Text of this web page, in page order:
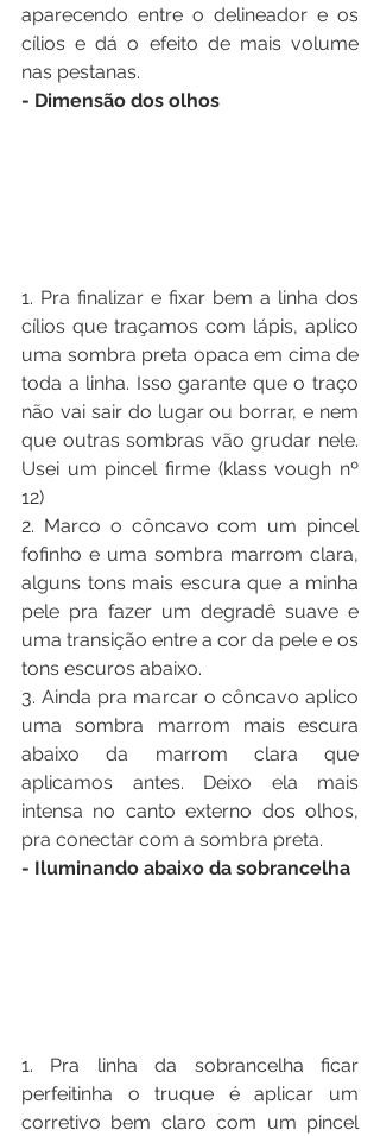
aparecendo entre o delineador e os
cílios e dá o efeito de mais volume
nas pestanas.
- Dimensão dos olhos
1. Pra finalizar e fixar bem a linha dos
cílios que traçamos com lápis, aplico
uma sombra preta opaca em cima de
toda a linha. Isso garante que o traço
não vai sair do lugar ou borrar, e nem
que outras sombras vão grudar nele.
Usei um pincel firme (klass vough nº
12)
2. Marco o côncavo com um pincel
fofinho e uma sombra marrom clara,
alguns tons mais escura que a minha
pele pra fazer um degradê suave e
uma transição entre a cor da pele e os
tons escuros abaixo.
3. Ainda pra marcar o côncavo aplico
uma sombra marrom mais escura
abaixo da marrom clara que
aplicamos antes. Deixo ela mais
intensa no canto externo dos olhos,
pra conectar com a sombra preta.
- Iluminando abaixo da sobrancelha
1. Pra linha da sobrancelha ficar
perfeitinha o truque é aplicar um
corretivo bem claro com um pincel